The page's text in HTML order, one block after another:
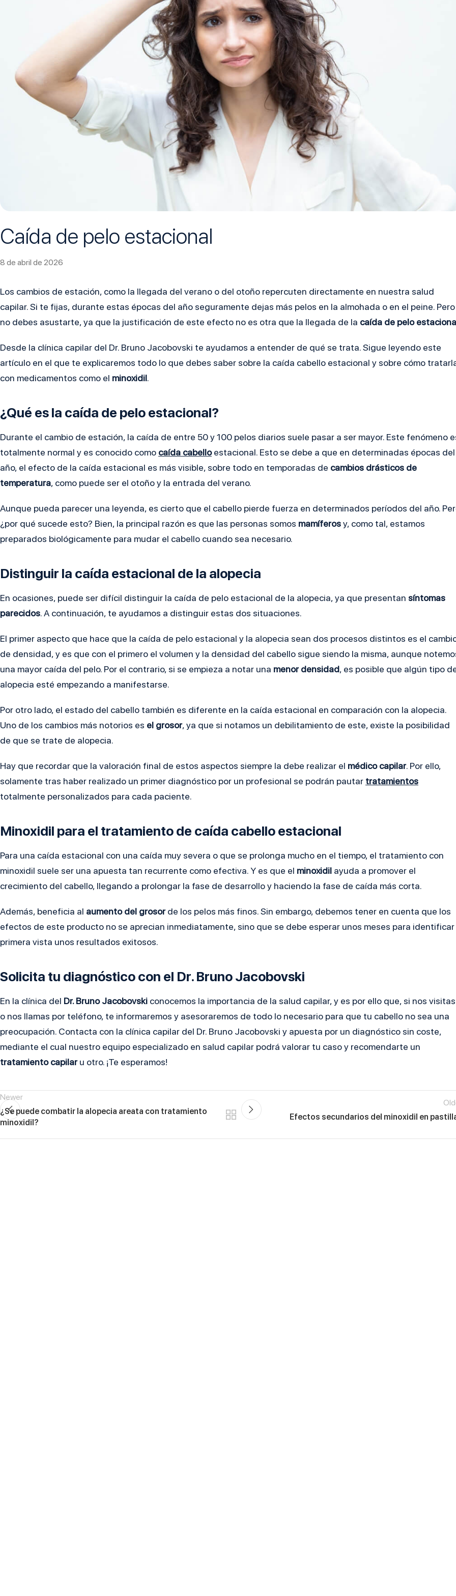
Caída de pelo estacional
8 de abril de 2026
Los cambios de estación, como la llegada del verano o del otoño repercuten directamente en nuestra salud
capilar. Si te fijas, durante estas épocas del año seguramente dejas más pelos en la almohada o en el peine. Pero
no debes asustarte, ya que la justificación de este efecto no es otra que la llegada de la caída de pelo
Desde la clínica capilar del Dr. Bruno Jacobovski te ayudamos a entender de qué se trata. Sigue leyendo este
artículo en el que te explicaremos todo lo que debes saber sobre la caída cabello estacional y sobre cómo
con medicamentos como el minoxidil.
¿Qué es la caída de pelo estacional?
Durante el cambio de estación, la caída de entre 50 y 100 pelos diarios suele pasar a ser mayor. Este fenómeno
totalmente normal y es conocido como caída cabelloestacional. Esto se debe a que en determinadas épocas del
año, el efecto de la caída estacional es más visible, sobre todo en temporadas de cambios drásticos de
temperatura, como puede ser el otoño y la entrada del verano.
Aunque pueda parecer una leyenda, es cierto que el cabello pierde fuerza en determinados períodos del año.
¿por qué sucede esto? Bien, la principal razón es que las personas somos mamíferosy, como tal, estamos
preparados biológicamente para mudar el cabello cuando sea necesario.
Distinguir la caída estacional de la alopecia
En ocasiones, puede ser difícil distinguir la caída de pelo estacional de la alopecia, ya que presentan síntomas
parecidos. A continuación, te ayudamos a distinguir estas dos situaciones.
El primer aspecto que hace que la caída de pelo estacional y la alopecia sean dos procesos distintos es el
de densidad, y es que con el primero el volumen y la densidad del cabello sigue siendo la misma, aunque
una mayor caída del pelo. Por el contrario, si se empieza a notar una menor densidad, es posible que algún tipo
alopecia esté empezando a manifestarse.
Por otro lado, el estado del cabello también es diferente en la caída estacional en comparación con la alopecia.
Uno de los cambios más notorios es el grosor, ya que si notamos un debilitamiento de este, existe la posibilidad
de que se trate de alopecia.
Hay que recordar que la valoración final de estos aspectos siempre la debe realizar el médico capilar. Por ello,
solamente tras haber realizado un primer diagnóstico por un profesional se podrán pautar tratamientos
totalmente personalizados para cada paciente.
Minoxidil para el tratamiento de caída cabello estacional
Para una caída estacional con una caída muy severa o que se prolonga mucho en el tiempo, el tratamiento con
minoxidil suele ser una apuesta tan recurrente como efectiva. Y es que el minoxidil ayuda a promover el
crecimiento del cabello, llegando a prolongar la fase de desarrollo y haciendo la fase de caída más corta.
Además, beneficia al aumento del grosor de los pelos más finos. Sin embargo, debemos tener en cuenta que los
efectos de este producto no se aprecian inmediatamente, sino que se debe esperar unos meses para identificar
primera vista unos resultados exitosos.
Solicita tu diagnóstico con el Dr. Bruno Jacobovski
En la clínica del Dr. Bruno Jacobovski conocemos la importancia de la salud capilar, y es por ello que, si nos visitas
o nos llamas por teléfono, te informaremos y asesoraremos de todo lo necesario para que tu cabello no sea una
preocupación. Contacta con la clínica capilar del Dr. Bruno Jacobovski y apuesta por un diagnóstico sin coste,
mediante el cual nuestro equipo especializado en salud capilar podrá valorar tu caso y recomendarte un
tratamiento capilar u otro. ¡Te esperamos!
Newer
¿Se puede combatir la alopecia areata con tratamiento
minoxidil?
Efectos secundarios del minoxidil en